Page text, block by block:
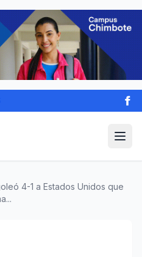
4-1 a Estados Unidos que